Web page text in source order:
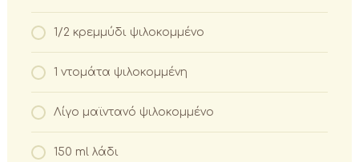
1/2 κρεμμύδι ψιλοκομμένο
1 ντομάτα ψιλοκομμένη
Λίγο μαϊντανό ψιλοκομμένο
150 ml λάδι